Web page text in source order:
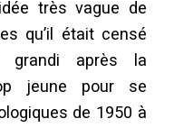
très vague de
qu’il était censé
grandi après la
jeune pour se
de 1950 à